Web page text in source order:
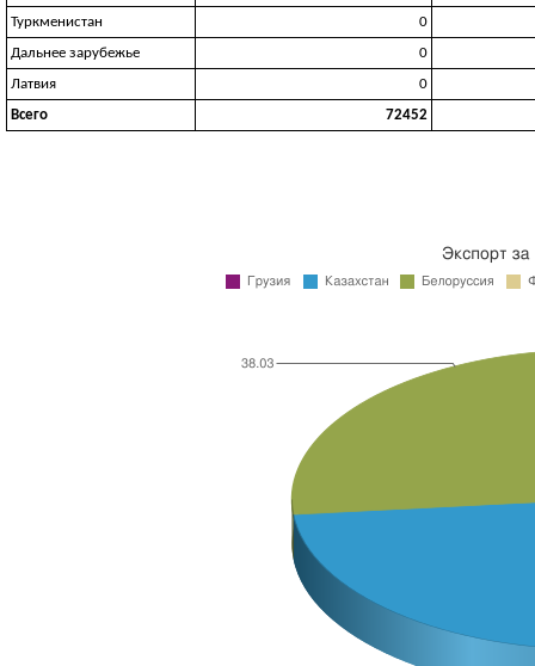
Туркменистан
0
Дальнее зарубежье
0
Латвия
0
Всего
72452